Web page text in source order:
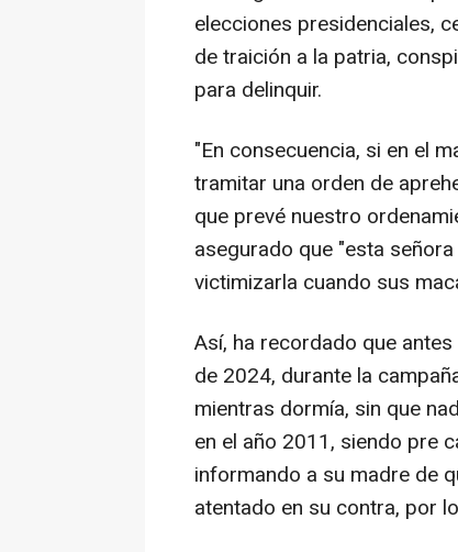
elecciones presidenciales,
de traición a la patria,
para delinquir.
"En consecuencia, si en el
tramitar una orden de
que prevé nuestro
asegurado que "esta
victimizarla cuando sus
Así, ha recordado que
de 2024, durante la
mientras dormía, sin que
en el año 2011, siendo pre
informando a su madre de
atentado en su contra, por